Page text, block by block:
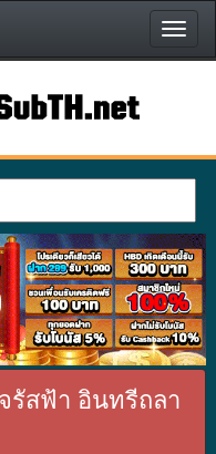
หน้า
แรก
รัสฟ้า อินทรีถลา